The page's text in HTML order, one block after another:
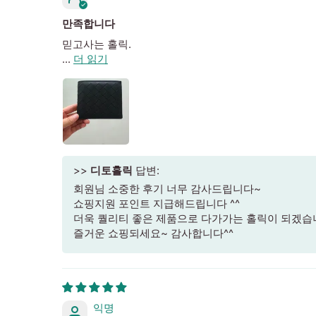
만족합니다
믿고사는 홀릭.
... 더 읽기
>> 디토홀릭 답변:
회원님 소중한 후기 너무 감사드립니다~
쇼핑지원 포인트 지급해드립니다 ^^
더욱 퀄리티 좋은 제품으로 다가가는 홀릭이 되겠습
즐거운 쇼핑되세요~ 감사합니다^^
익명